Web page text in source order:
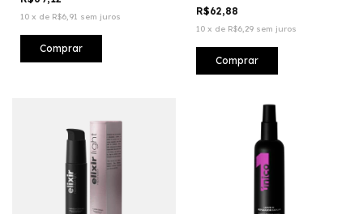
10 x de R$6,91 sem juros
R$62,88
10 x de R$6,29 sem juros